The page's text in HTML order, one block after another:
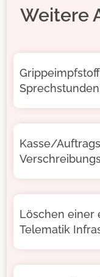
Weitere
Kasse/
Löschen einer
Telematik